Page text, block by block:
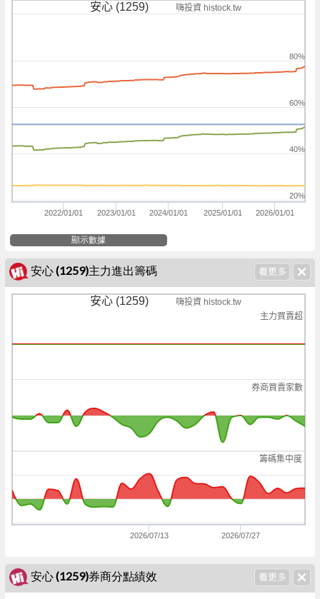
安心 (1259) 嗨投資 histock.tw
2022/01/01 2023/01/01 2024/01/01 2025/01/01 2026/01/01
20%
40%
60%
80%
顯示數據
安心 (1259)主力進出籌碼
主力買賣超
券商買賣家數
籌碼集中度
安心 (1259) 嗨投資 histock.tw
2026/07/13 2026/07/27
安心 (1259)券商分點績效